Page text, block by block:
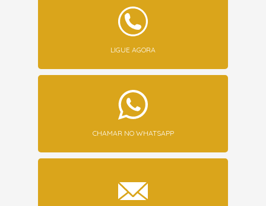
LIGUE AGORA
CHAMAR NO WHATSAPP